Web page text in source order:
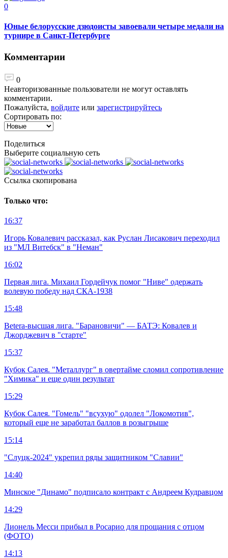
0
Юные белорусские дзюдоисты завоевали четыре медали на
турнире в Санкт-Петербурге
Комментарии
0
Неавторизованные пользователи не могут оставлять
комментарии.
Пожалуйста, войдите или зарегистрируйтесь
Сортировать по:
Поделиться
Выберите социальную сеть
Ccылка скопирована
Только что:
16:37
Игорь Ковалевич рассказал, как Руслан Лисакович переходил
из "МЛ Витебск" в "Неман"
16:02
Первая лига. Михаил Гордейчук помог "Ниве" одержать
волевую победу над СКА-1938
15:48
Betera-высшая лига. "Барановичи" — БАТЭ: Ковалев и
Джорджевич в "старте"
15:37
Кубок Салея. "Металлург" в овертайме сломил сопротивление
"Химика" и еще один результат
15:29
Кубок Салея. "Гомель" "всухую" одолел "Локомотив",
который еще не заработал баллов в розыгрыше
15:14
"Слуцк-2024" укрепил ряды защитником "Славии"
14:40
Минское "Динамо" подписало контракт с Андреем Кудравцом
14:29
Лионель Месси прибыл в Росарио для прощания с отцом
(ФОТО)
14:13